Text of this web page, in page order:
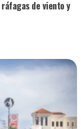
de viento y